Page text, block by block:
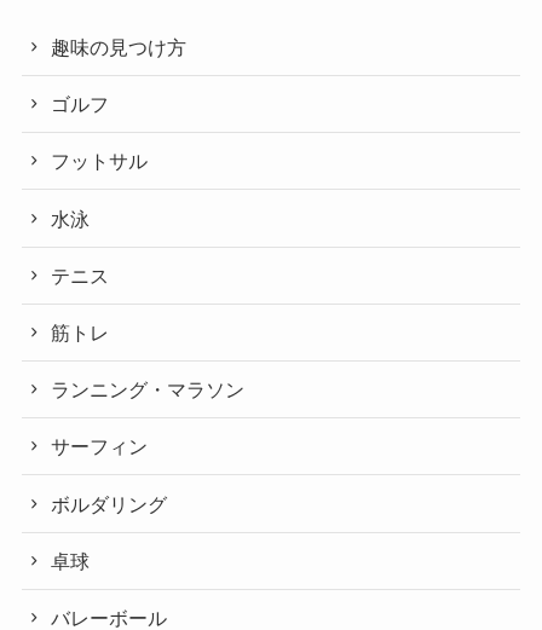
趣味の見つけ方
ゴルフ
フットサル
水泳
テニス
筋トレ
ランニング・マラソン
サーフィン
ボルダリング
卓球
バレーボール